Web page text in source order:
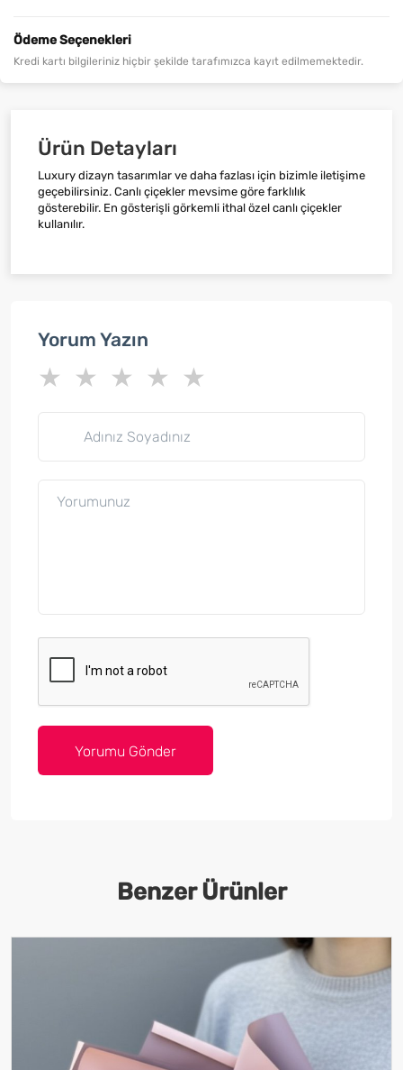
Ödeme Seçenekleri
Kredi kartı bilgileriniz hiçbir şekilde tarafımızca kayıt edilmemektedir.
Ürün Detayları
Luxury dizayn tasarımlar ve daha fazlası için bizimle iletişime
geçebilirsiniz. Canlı çiçekler mevsime göre farklılık
gösterebilir. En gösterişli görkemli ithal özel canlı çiçekler
kullanılır.
Yorum Yazın
Benzer Ürünler